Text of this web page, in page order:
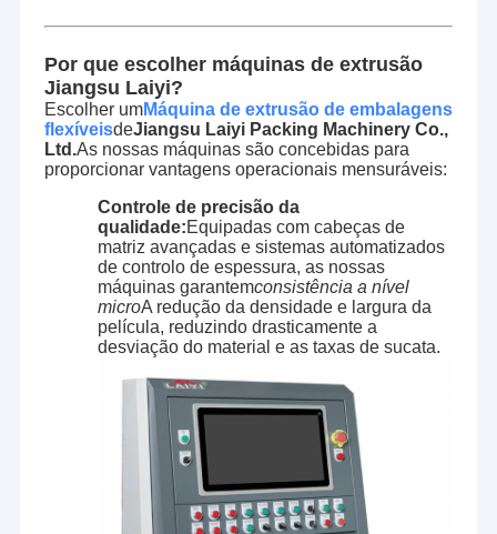
Por que escolher máquinas de extrusão
Jiangsu Laiyi?
Escolher umMáquina de extrusão de embalagens
flexíveisdeJiangsu Laiyi Packing Machinery Co.,
Ltd.As nossas máquinas são concebidas para
proporcionar vantagens operacionais mensuráveis:
Controle de precisão da
qualidade:Equipadas com cabeças de
matriz avançadas e sistemas automatizados
de controlo de espessura, as nossas
máquinas garantemconsistência a nível
microA redução da densidade e largura da
película, reduzindo drasticamente a
desviação do material e as taxas de sucata.
A Jiangsu Laiyi Packing Machinery Co., Ltd foi fundada em
2007 e mudou-se para o distrito de Jintan em 2015. The
new factory with enlarged scale and advanced
technology has improved its brand influence and become